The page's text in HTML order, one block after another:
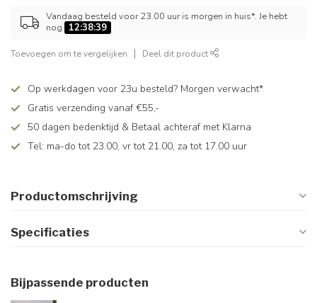
Vandaag besteld voor 23.00 uur is morgen in huis*. Je hebt
nog
12:38:38
Toevoegen om te vergelijken Deel dit product
Op werkdagen voor 23u besteld? Morgen verwacht*
Gratis verzending vanaf €55,-
50 dagen bedenktijd & Betaal achteraf met Klarna
Tel: ma-do tot 23.00, vr tot 21.00, za tot 17.00 uur
Productomschrijving
Specificaties
Bijpassende producten